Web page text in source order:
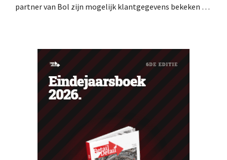
partner van Bol zijn mogelijk klantgegevens bekeken of